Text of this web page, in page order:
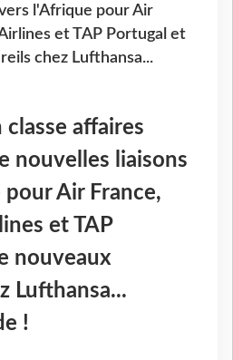
l'Afrique pour Air
et TAP Portugal et
chez Lufthansa...
classe affaires
nouvelles liaisons
Air France,
et TAP
nouveaux
Lufthansa...
!